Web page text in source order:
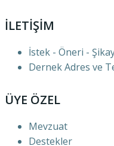
İLETİŞİM
İstek - Öneri -
Dernek Adres ve
ÜYE ÖZEL
Mevzuat
Destekler